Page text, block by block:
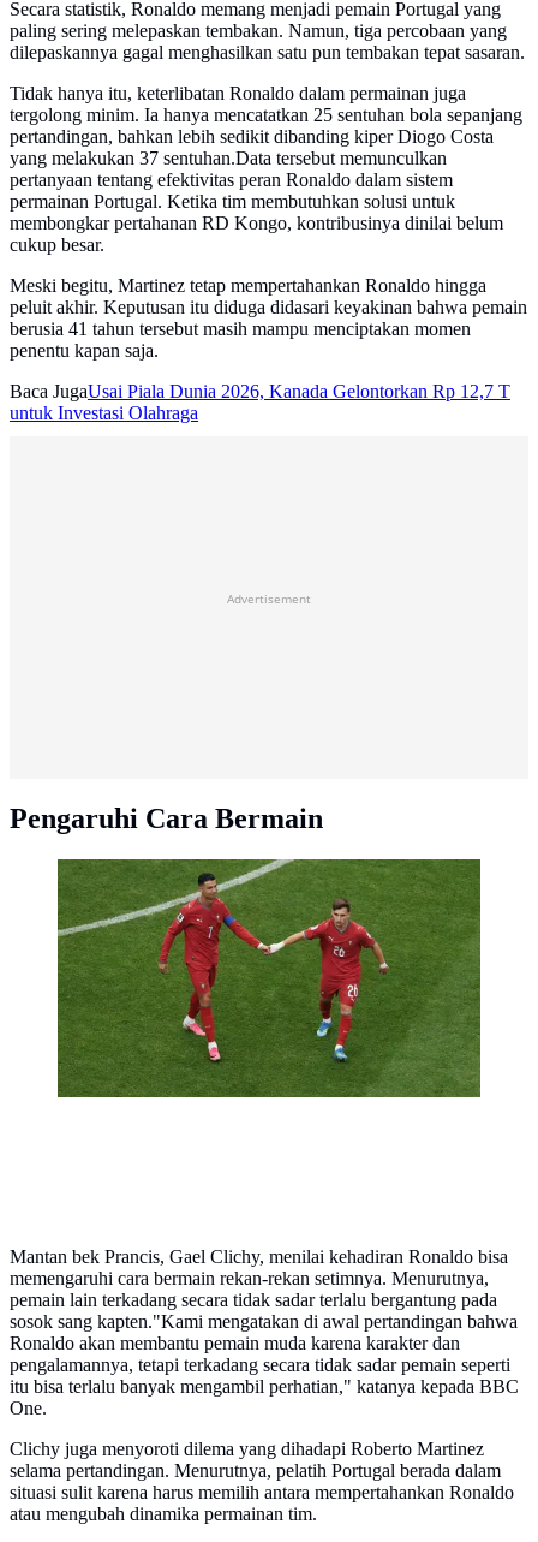
Secara statistik, Ronaldo memang menjadi pemain Portugal yang
paling sering melepaskan tembakan. Namun, tiga percobaan yang
dilepaskannya gagal menghasilkan satu pun tembakan tepat sasaran.
Tidak hanya itu, keterlibatan Ronaldo dalam permainan juga
tergolong minim. Ia hanya mencatatkan 25 sentuhan bola sepanjang
pertandingan, bahkan lebih sedikit dibanding kiper Diogo Costa
yang melakukan 37 sentuhan.Data tersebut memunculkan
pertanyaan tentang efektivitas peran Ronaldo dalam sistem
permainan Portugal. Ketika tim membutuhkan solusi untuk
membongkar pertahanan RD Kongo, kontribusinya dinilai belum
cukup besar.
Meski begitu, Martinez tetap mempertahankan Ronaldo hingga
peluit akhir. Keputusan itu diduga didasari keyakinan bahwa pemain
berusia 41 tahun tersebut masih mampu menciptakan momen
penentu kapan saja.
Baca JugaUsai Piala Dunia 2026, Kanada Gelontorkan Rp 12,7 T
untuk Investasi Olahraga
Advertisement
Pengaruhi Cara Bermain
Cristiano Ronaldo dan Francisco Conceiciao dari
Portugal bereaksi saat menjalani pertandingan Grup K
Piala Dunia FIFA 2026 antara Portugal melawan DR
Kongo di Houston Stadium, Houston, Texas, pada 17
Juni 2026. (Lars Baron / GETTY IMAGES NORTH
AMERICA / Getty Images via AFP)
Mantan bek Prancis, Gael Clichy, menilai kehadiran Ronaldo bisa
memengaruhi cara bermain rekan-rekan setimnya. Menurutnya,
pemain lain terkadang secara tidak sadar terlalu bergantung pada
sosok sang kapten."Kami mengatakan di awal pertandingan bahwa
Ronaldo akan membantu pemain muda karena karakter dan
pengalamannya, tetapi terkadang secara tidak sadar pemain seperti
itu bisa terlalu banyak mengambil perhatian," katanya kepada BBC
One.
Clichy juga menyoroti dilema yang dihadapi Roberto Martinez
selama pertandingan. Menurutnya, pelatih Portugal berada dalam
situasi sulit karena harus memilih antara mempertahankan Ronaldo
atau mengubah dinamika permainan tim.